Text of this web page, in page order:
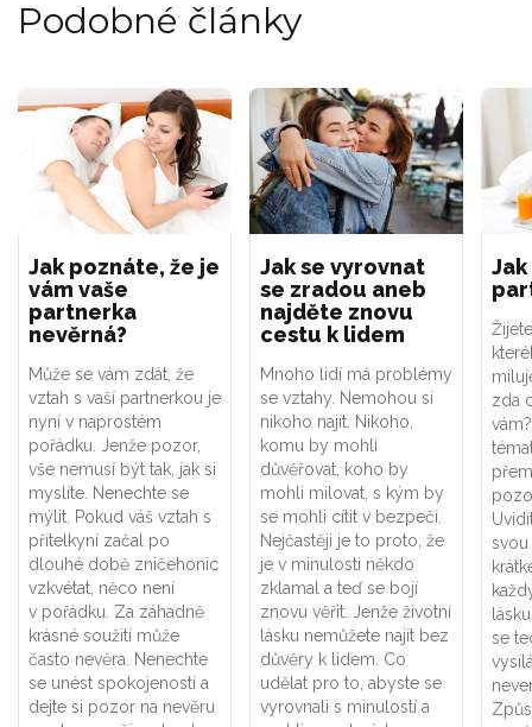
Podobné články
Jak poznáte, že je
vám vaše
partnerka
nevěrná?
Může se vám zdát, že
vztah s vaší partnerkou je
nyní v naprostém
pořádku. Jenže pozor,
vše nemusí být tak, jak si
myslíte. Nenechte se
mýlit. Pokud váš vztah s
přítelkyní začal po
dlouhé době zničehonic
vzkvétat, něco není
v pořádku. Za záhadně
krásné soužití může
často nevěra. Nenechte
se unést spokojeností a
dejte si pozor na nevěru
Jak se vyrovnat
se zradou aneb
najděte znovu
cestu k lidem
Mnoho lidí má problémy
se vztahy. Nemohou si
nikoho najít. Nikoho,
komu by mohli
důvěřovat, koho by
mohli milovat, s kým by
se mohli cítit v bezpečí.
Nejčastěji je to proto, že
je v minulosti někdo
zklamal a teď se bojí
znovu věřit. Jenže životní
lásku nemůžete najít bez
důvěry k lidem. Co
udělat pro to, abyste se
vyrovnali s minulostí a
zda
se